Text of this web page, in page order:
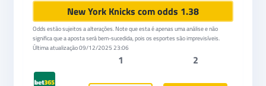
New York Knicks com odds 1.38
Odds estão sujeitos a alterações. Note que esta é apenas uma análise e não
significa que a aposta será bem-sucedida, pois os esportes são imprevisíveis.
Última atualização09/12/2025 23:06
1 2